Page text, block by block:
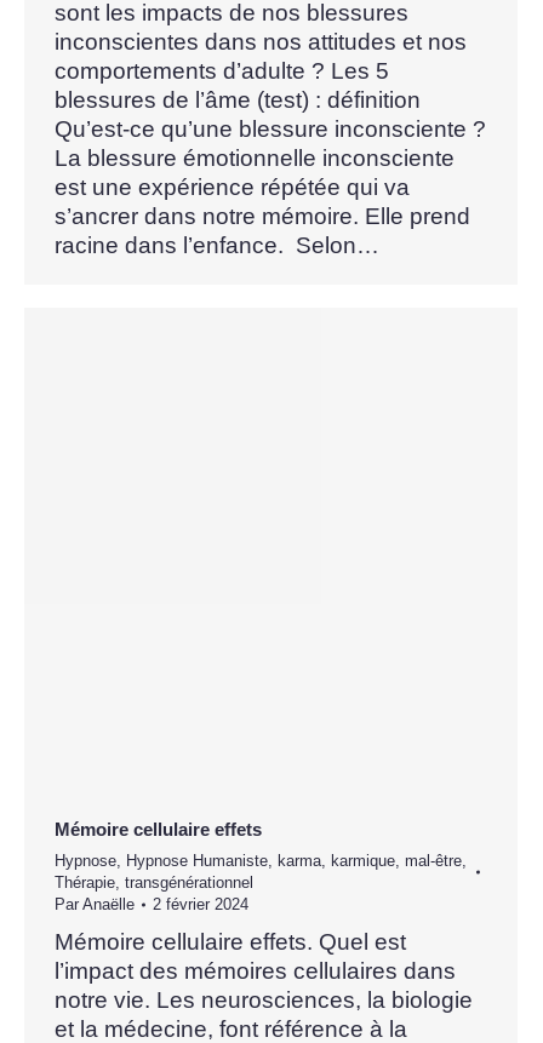
sont les impacts de nos blessures
inconscientes dans nos attitudes et nos
comportements d’adulte ? Les 5
blessures de l’âme (test) : définition
Qu’est-ce qu’une blessure inconsciente ?
La blessure émotionnelle inconsciente
est une expérience répétée qui va
s’ancrer dans notre mémoire. Elle prend
racine dans l’enfance. Selon…
Mémoire cellulaire effets
Hypnose Hypnose Humaniste karma karmique mal-être
Thérapie transgénérationnel
Par Anaëlle 2 février 2024
Mémoire cellulaire effets. Quel est
l’impact des mémoires cellulaires dans
notre vie. Les neurosciences, la biologie
et la médecine, font référence à la